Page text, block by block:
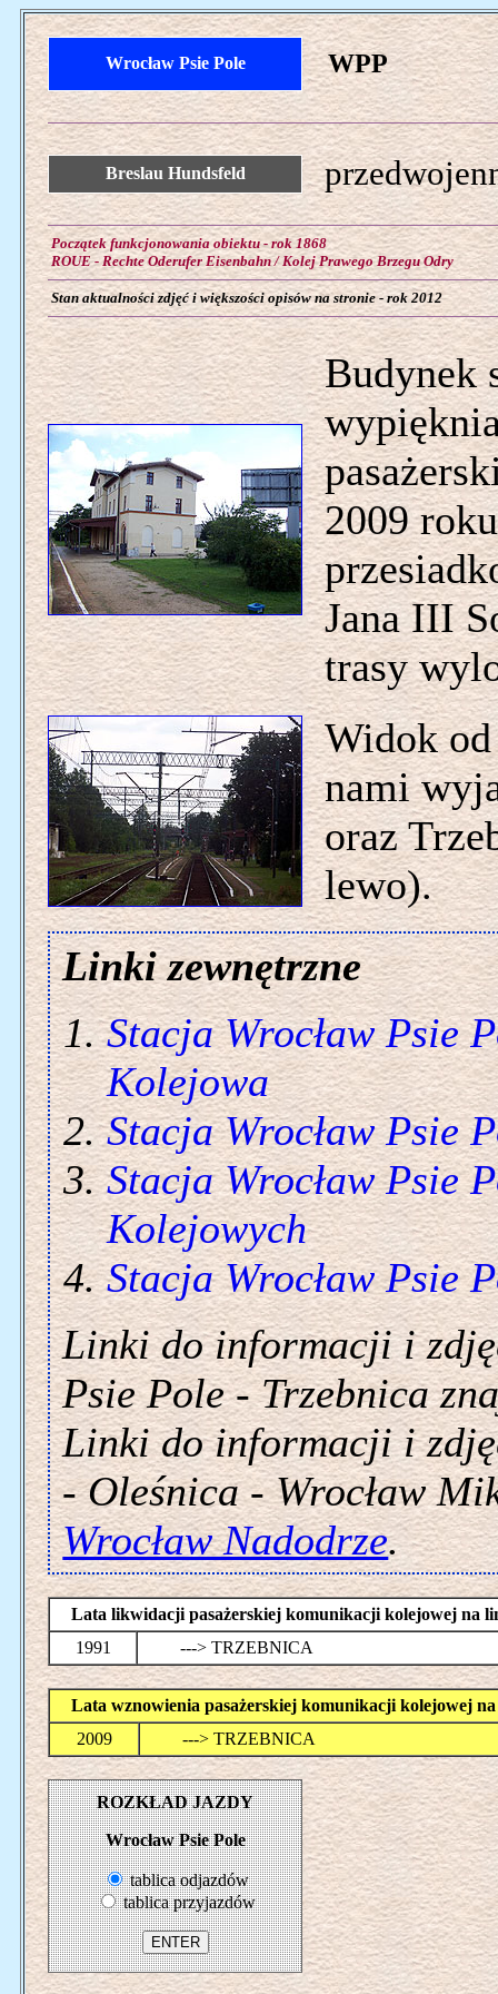
Wrocław Psie Pole WPP
Breslau Hundsfeld
Początek funkcjonowania obiektu - rok 1868
ROUE - Rechte Oderufer Eisenbahn / Kolej Prawego Brzegu Odry
Stan aktualności zdjęć i większości opisów na stronie - rok 2012
Budynek
2009
Jana III
trasy
Widok
nami
oraz
lewo).
Linki zewnętrzne
Stacja Wrocław Psie
Kolejowa
Stacja Wrocław Psie
Stacja Wrocław Psie
Kolejowych
Stacja Wrocław Psie
Linki do informacji i
Psie Pole - Trzebnica
Linki do informacji i
- Oleśnica - Wrocław
Wrocław Nadodrze.
Lata likwidacji pasażerskiej komunikacji kolejowej na
1991
---> TRZEBNICA
Lata wznowienia pasażerskiej komunikacji kolejowej
2009
---> TRZEBNICA
ROZKŁAD JAZDY
Wrocław Psie Pole
tablica odjazdów
tablica przyjazdów